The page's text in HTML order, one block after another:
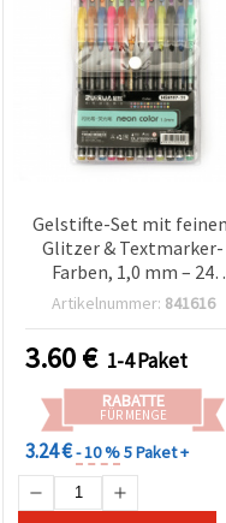
Gelstifte-Set mit
Glitzer & Textmarker-
Farben, 1,0 mm – 24
Farben, sortiert – für
Artikelnummer: 841616
3.60€ 1-4 Paket
RABATTE
FÜR MENGE
3.24 €- 10 %5 Paket +